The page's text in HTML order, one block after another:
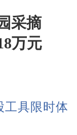
采摘
万元
工具限时体